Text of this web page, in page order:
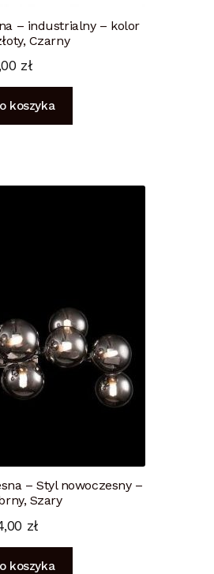
– industrialny – kolor
Czarny
zł
koszyka
– Styl nowoczesny –
Szary
zł
koszyka